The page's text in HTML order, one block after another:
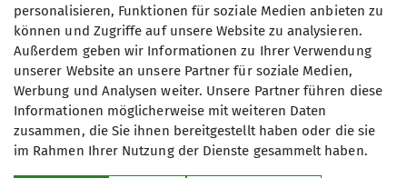
270 - Sektion Tutzing Ehrenamt News Ortsgruppe
Podcast Sektionsleben Sicherheit Tourenberichte
personalisieren, Funktionen für soziale Medien anbieten zu
können und Zugriffe auf unsere Website zu analysieren.
Außerdem geben wir Informationen zu Ihrer Verwendung
unserer Website an unsere Partner für soziale Medien,
Werbung und Analysen weiter. Unsere Partner führen diese
Informationen möglicherweise mit weiteren Daten
zusammen, die Sie ihnen bereitgestellt haben oder die sie
im Rahmen Ihrer Nutzung der Dienste gesammelt haben.